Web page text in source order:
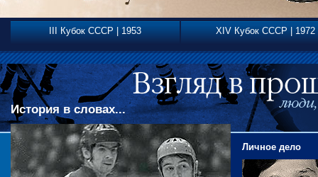
III Кубок СССР | 1953 XIV Кубок СССР | 1972
История в словах...
Личное дело